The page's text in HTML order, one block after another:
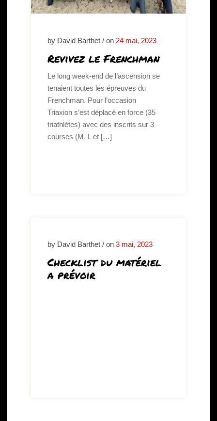
by David Barthet / on 24 mai, 2023
Revivez le Frenchman
Le long week-end de l’ascension se
tenaient toutes les épreuves du
Frenchman. Pour l’occasion
Triaxion s’est déplacé en force (35
triathlètes) avec des inscrits sur 3
courses (M, L et […]
by David Barthet / on 3 mai, 2023
Checklist du matériel
a prévoir